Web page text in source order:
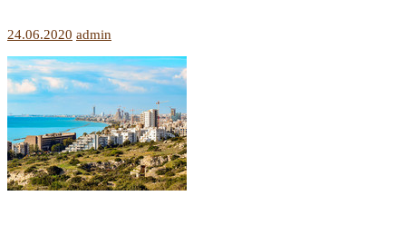
24.06.2020 admin